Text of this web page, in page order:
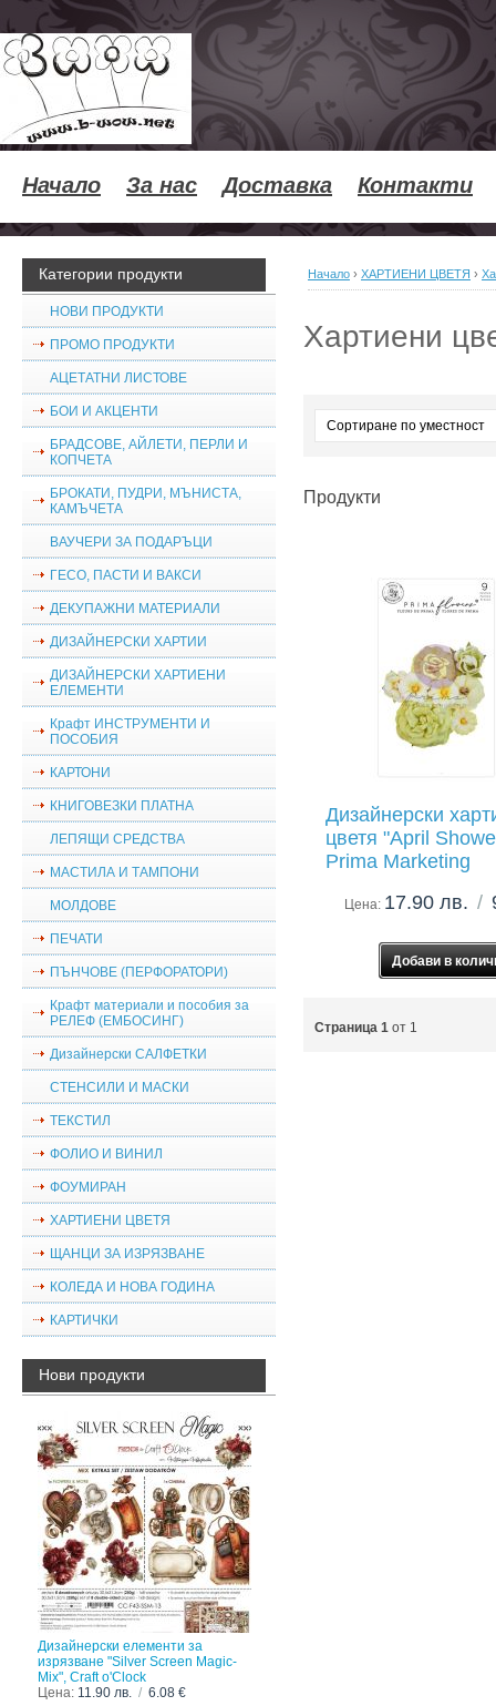
Начало За нас Доставка Контакти
Категории продукти
НОВИ ПРОДУКТИ
ПРОМО ПРОДУКТИ
АЦЕТАТНИ ЛИСТОВЕ
БОИ И АКЦЕНТИ
БРАДСОВЕ, АЙЛЕТИ, ПЕРЛИ И
КОПЧЕТА
БРОКАТИ, ПУДРИ, МЪНИСТА,
КАМЪЧЕТА
ВАУЧЕРИ ЗА ПОДАРЪЦИ
ГЕСО, ПАСТИ И ВАКСИ
ДЕКУПАЖНИ МАТЕРИАЛИ
ДИЗАЙНЕРСКИ ХАРТИИ
ДИЗАЙНЕРСКИ ХАРТИЕНИ
ЕЛЕМЕНТИ
Крафт ИНСТРУМЕНТИ И
ПОСОБИЯ
КАРТОНИ
КНИГОВЕЗКИ ПЛАТНА
ЛЕПЯЩИ СРЕДСТВА
МАСТИЛА И ТАМПОНИ
МОЛДОВЕ
ПЕЧАТИ
ПЪНЧОВЕ (ПЕРФОРАТОРИ)
Крафт материали и пособия за
РЕЛЕФ (ЕМБОСИНГ)
Дизайнерски САЛФЕТКИ
СТЕНСИЛИ И МАСКИ
ТЕКСТИЛ
ФОЛИО И ВИНИЛ
ФОУМИРАН
ХАРТИЕНИ ЦВЕТЯ
ЩАНЦИ ЗА ИЗРЯЗВАНЕ
КОЛЕДА И НОВА ГОДИНА
КАРТИЧКИ
Нови продукти
Дизайнерски елементи за
изрязване "Silver Screen Magic-
Mix", Craft o'Clock
Цена: 11.90 лв. / 6.08 €
Начало › ХАРТИЕНИ ЦВЕТЯ ›
Хартиени
Продукти
Дизайнерски
цветя "April
Prima Marketing
Цена: 17.90 лв. /
Страница 1 от 1